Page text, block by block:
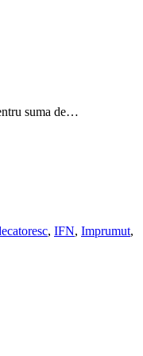
suma de…
, IFN, Imprumut,